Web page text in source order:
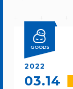
GOODS
2022
03.14